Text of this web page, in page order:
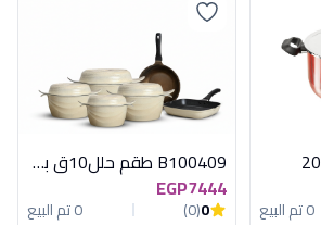
0 تم البيع
B100409 طقم حلل10ق بطوط اوف وايت اكسفورد
EGP7444
0
(0)
0 تم البيع